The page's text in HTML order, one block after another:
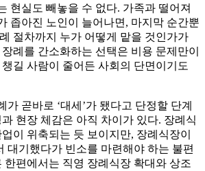
현실도 빼놓을 수 없다. 가족과 떨어져
좁아진 노인이 늘어나면, 마지막 순간뿐
절차까지 누가 어떻게 맡을 것인가가
례를 간소화하는 선택은 비용 문제만이
길 사람이 줄어든 사회의 단면이기도
가 곧바로 ‘대세’가 됐다고 단정할 단계
현장 체감은 아직 차이가 있다. 장례식
이 위축되는 듯 보이지만, 장례식장이
대기했다가 빈소를 마련해야 하는 불편
한편에서는 직영 장례식장 확대와 상조